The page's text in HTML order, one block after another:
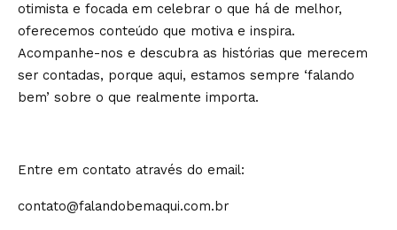
otimista e focada em celebrar o que há de melhor,
oferecemos conteúdo que motiva e inspira.
Acompanhe-nos e descubra as histórias que merecem
ser contadas, porque aqui, estamos sempre ‘falando
bem’ sobre o que realmente importa.
Entre em contato através do email:
contato@falandobemaqui.com.br